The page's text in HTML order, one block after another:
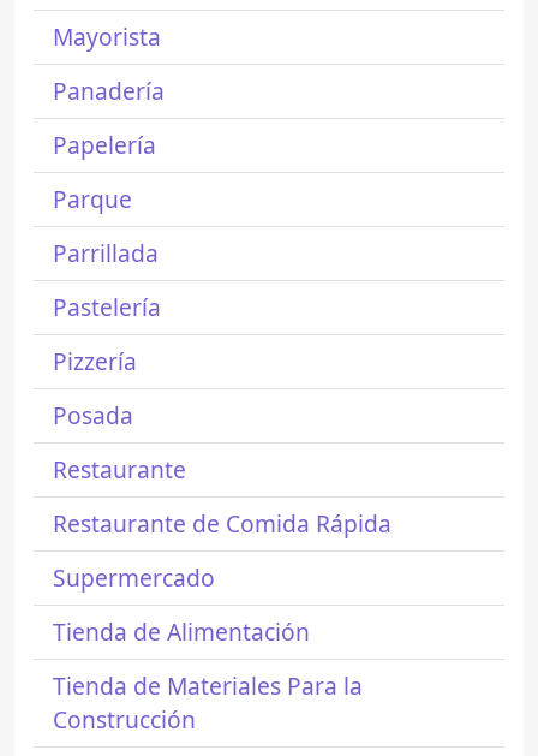
Mayorista
Panadería
Papelería
Parque
Parrillada
Pastelería
Pizzería
Posada
Restaurante
Restaurante de Comida Rápida
Supermercado
Tienda de Alimentación
Tienda de Materiales Para la
Construcción